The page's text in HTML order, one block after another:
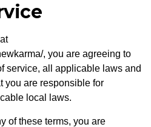
, you are agreeing to
service, all applicable laws and
you are responsible for
local laws.
of these terms, you are